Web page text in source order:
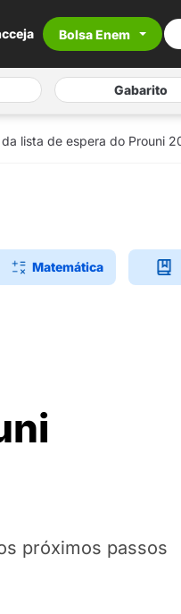
Bolsa Enem
Gabarito
da lista de espera do Prouni
Matemática
próximos passos